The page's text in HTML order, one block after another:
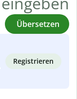
Übersetzen
Registrieren